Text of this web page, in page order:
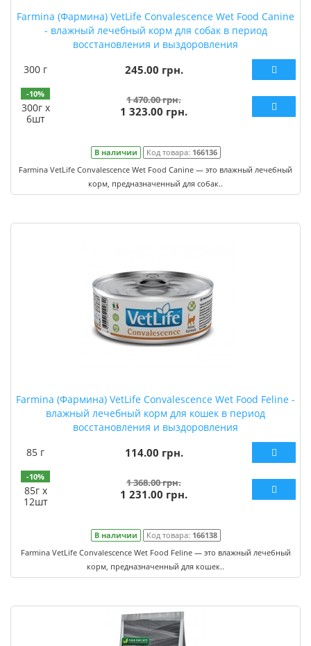
Farmina (Фармина) VetLife Convalescence Wet Food Canine
- влажный лечебный корм для собак в период
восстановления и выздоровления
300 г
245.00 грн.
-10%
300г х
6шт
1 470.00 грн.
1 323.00 грн.
В наличии Код товара: 166136
Farmina VetLife Convalescence Wet Food Canine — это влажный лечебный
корм, предназначенный для собак..
Farmina (Фармина) VetLife Convalescence Wet Food Feline -
влажный лечебный корм для кошек в период
восстановления и выздоровления
85 г
114.00 грн.
-10%
85г х
12шт
1 368.00 грн.
1 231.00 грн.
В наличии Код товара: 166138
Farmina VetLife Convalescence Wet Food Feline — это влажный лечебный
корм, предназначенный для кошек..